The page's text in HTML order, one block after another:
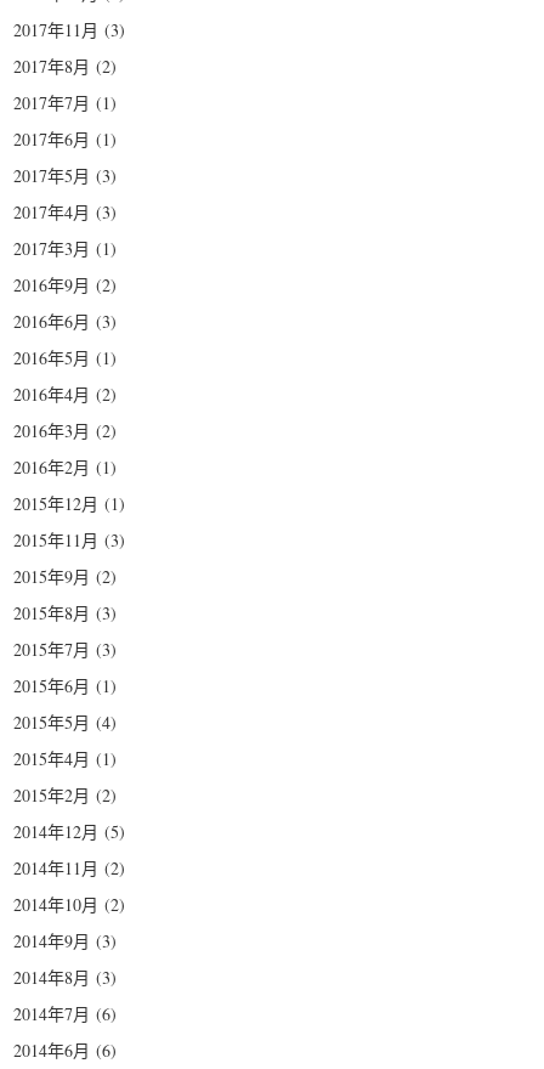
2017年11月 (3)
2017年8月 (2)
2017年7月 (1)
2017年6月 (1)
2017年5月 (3)
2017年4月 (3)
2017年3月 (1)
2016年9月 (2)
2016年6月 (3)
2016年5月 (1)
2016年4月 (2)
2016年3月 (2)
2016年2月 (1)
2015年12月 (1)
2015年11月 (3)
2015年9月 (2)
2015年8月 (3)
2015年7月 (3)
2015年6月 (1)
2015年5月 (4)
2015年4月 (1)
2015年2月 (2)
2014年12月 (5)
2014年11月 (2)
2014年10月 (2)
2014年9月 (3)
2014年8月 (3)
2014年7月 (6)
2014年6月 (6)